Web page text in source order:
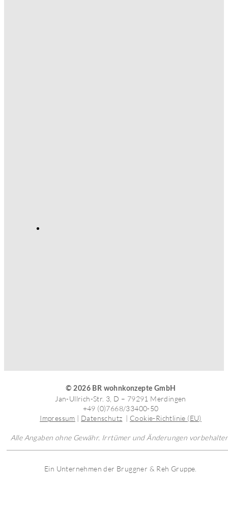
© 2026 BR wohnkonzepte GmbH
Jan-Ullrich-Str. 3, D – 79291 Merdingen
+49 (0)7668/33400-50
Impressum | Datenschutz | Cookie-Richtlinie (EU)
Alle Angaben ohne Gewähr. Irrtümer und Änderungen
Ein Unternehmen der Bruggner & Reh Gruppe.